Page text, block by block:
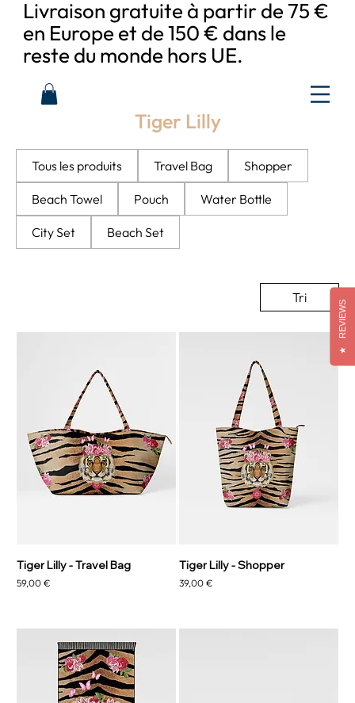
Livraison gratuite à partir de 75 €
en Europe et de 150 € dans le
reste du monde hors UE.
Tiger Lilly
Tous les produits Travel Bag Shopper
Beach Towel Pouch Water Bottle
City Set Beach Set
Tri
Tiger Lilly - Travel Bag
Prix
59,00 €
Tiger Lilly - Shopper
Prix
39,00 €
★
REVIEWS